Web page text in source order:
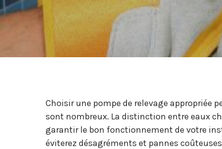
Choisir une pompe de relevage appropriée
sont nombreux. La distinction entre eaux
garantir le bon fonctionnement de votre
éviterez désagréments et pannes